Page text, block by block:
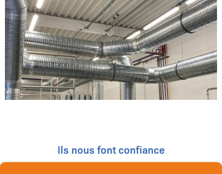
Ils nous font confiance